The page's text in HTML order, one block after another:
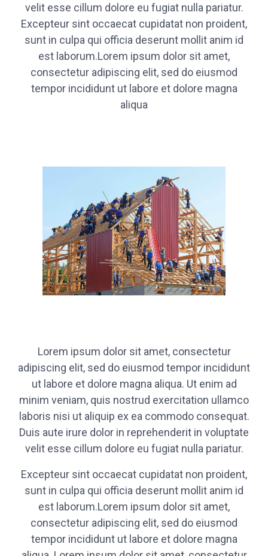
velit esse cillum dolore eu fugiat nulla pariatur.
Excepteur sint occaecat cupidatat non proident,
sunt in culpa qui officia deserunt mollit anim id
est laborum.Lorem ipsum dolor sit amet,
consectetur adipiscing elit, sed do eiusmod
tempor incididunt ut labore et dolore magna
aliqua
Lorem ipsum dolor sit amet, consectetur
adipiscing elit, sed do eiusmod tempor incididunt
ut labore et dolore magna aliqua. Ut enim ad
minim veniam, quis nostrud exercitation ullamco
laboris nisi ut aliquip ex ea commodo consequat.
Duis aute irure dolor in reprehenderit in voluptate
velit esse cillum dolore eu fugiat nulla pariatur.
Excepteur sint occaecat cupidatat non proident,
sunt in culpa qui officia deserunt mollit anim id
est laborum.Lorem ipsum dolor sit amet,
consectetur adipiscing elit, sed do eiusmod
tempor incididunt ut labore et dolore magna